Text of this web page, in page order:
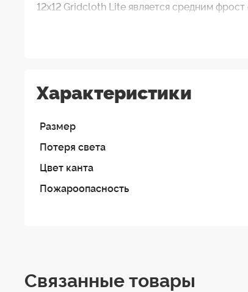
12x12 Gridcloth Lite является средним
Gridcloth Lite
Gridcloth 1/4
Хотя свойства каждогоиз них
света в разной степени. Многие
Matthews Grid Cloth выпускается шириной
размере под заказ.
Характеристики
Размер
Потеря света
Цвет канта
Пожароопасность
Связанные товары